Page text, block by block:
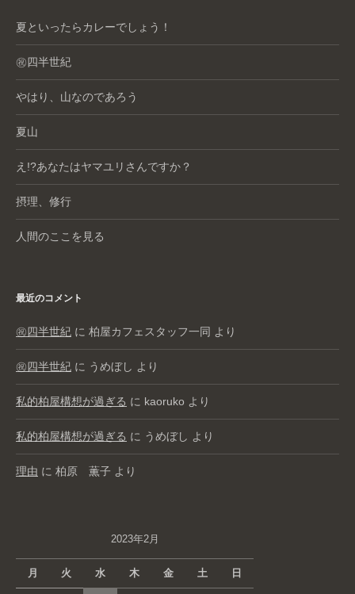
夏といったらカレーでしょう！
㊗️四半世紀
やはり、山なのであろう
夏山
え!?あなたはヤマユリさんですか？
摂理、修行
人間のここを見る
最近のコメント
㊗️四半世紀 に 柏屋カフェスタッフ一同 より
㊗️四半世紀 に うめぼし より
私的柏屋構想が過ぎる に kaoruko より
私的柏屋構想が過ぎる に うめぼし より
理由 に 柏原 薫子 より
2023年2月
月 火 水 木 金 土 日